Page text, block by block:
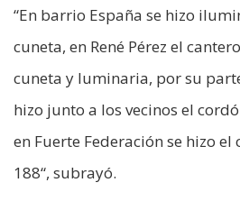
“En barrio España se hizo
cuneta, en René Pérez el
cuneta y luminaria, por su
hizo junto a los vecinos el
en Fuerte Federación se hizo
188“, subrayó.